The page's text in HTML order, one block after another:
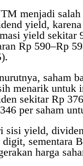
menjadi
yield,
yield sekitar
Rp 590–Rp
saham
menarik untuk
sekitar Rp
per saham
sisi yield,
digit, sementara
harga